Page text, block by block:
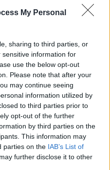
My Personal
sharing to third parties, or
information for
use the below opt-out
Please note that after your
may continue seeing
information utilized by
to third parties prior to
opt-out of the further
by third parties on the
This information may
parties on the IAB’s List of
further disclose it to other
μέσα στο
μισάωρο περίπου
πόρτες και
μας
σε ποιο
και αν
κάτι. Πήραμε
του
για να